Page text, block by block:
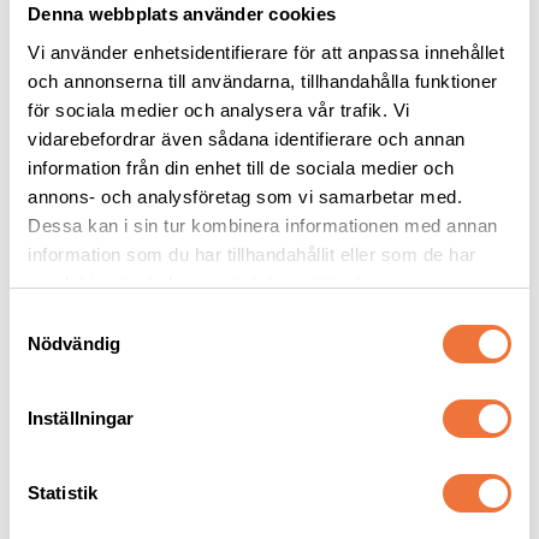
Denna webbplats använder cookies
Vi använder enhetsidentifierare för att anpassa innehållet
och annonserna till användarna, tillhandahålla funktioner
för sociala medier och analysera vår trafik. Vi
vidarebefordrar även sådana identifierare och annan
information från din enhet till de sociala medier och
annons- och analysföretag som vi samarbetar med.
Dessa kan i sin tur kombinera informationen med annan
information som du har tillhandahållit eller som de har
samlat in när du har använt deras tjänster.
Nödvändig
Inställningar
Statistik
4Dogs Belöningsgodis
Fasan ca 100 g
Torkat hundgodis utan tillsatser, ursprung EU
49kr
4Dogs Belöningsgodis
Lamm ca 100 g
49kr
Senaste besökta produkter